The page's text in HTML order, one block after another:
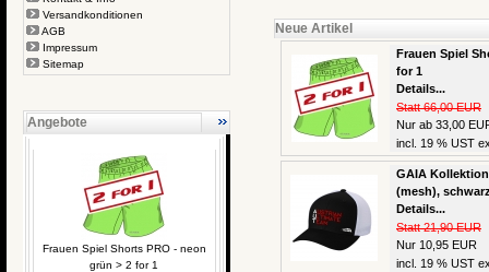
Versandkonditionen
AGB
Impressum
Sitemap
Angebote
Frauen Spiel Shorts PRO - neon
grün > 2 for 1
Neue Artikel
Frauen Spiel
for 1
Details...
Statt 66,00 EUR
Nur ab 33,00
incl. 19 % UST
GAIA
(mesh),
Details...
Statt 21,90 EUR
Nur 10,95 EUR
incl. 19 % UST